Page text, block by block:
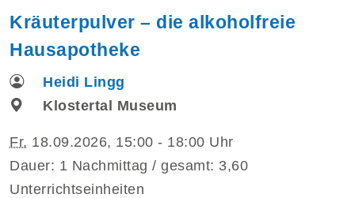
Kräuterpulver – die alkoholfreie
Hausapotheke
Heidi Lingg
Klostertal Museum
Fr. 18.09.2026, 15:00 - 18:00 Uhr
Dauer: 1 Nachmittag / gesamt: 3,60
Unterrichtseinheiten